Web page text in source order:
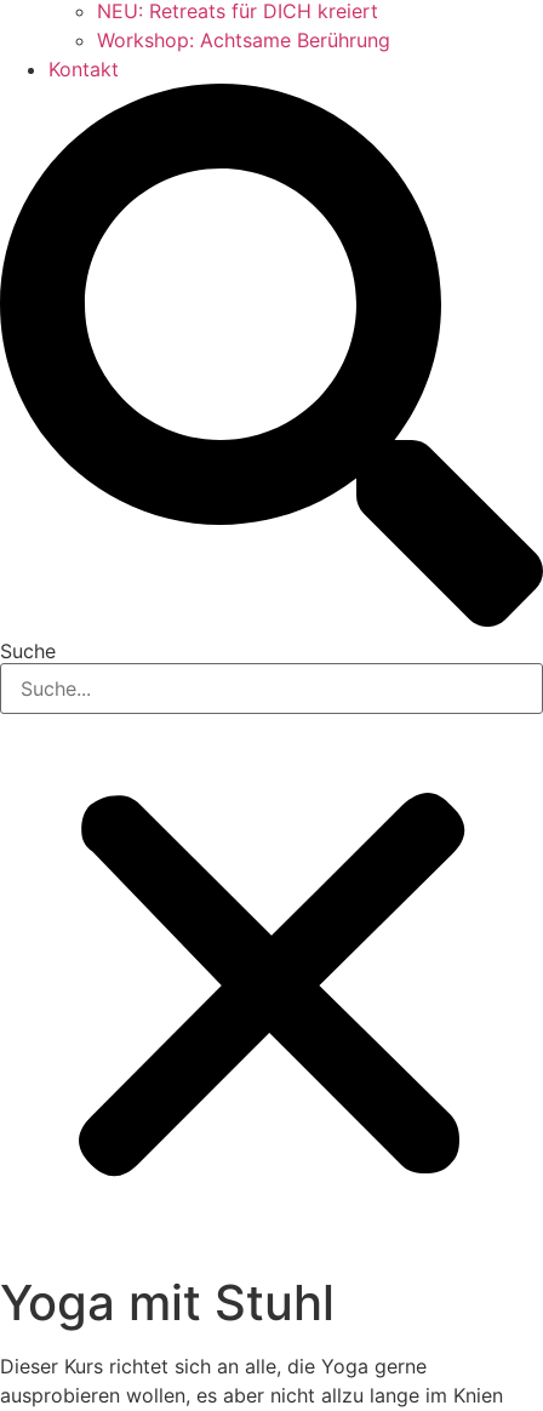
NEU: Retreats für DICH kreiert
Workshop: Achtsame Berührung
Kontakt
Suche
Yoga mit Stuhl
Dieser Kurs richtet sich an alle, die Yoga gerne
ausprobieren wollen, es aber nicht allzu lange im Knien